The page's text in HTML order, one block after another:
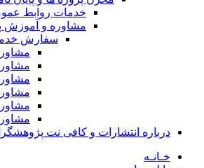
خدمات روابط
مشاوره و آموزش
سفارش
درباره انتشارات و کافی نت
خـانـه